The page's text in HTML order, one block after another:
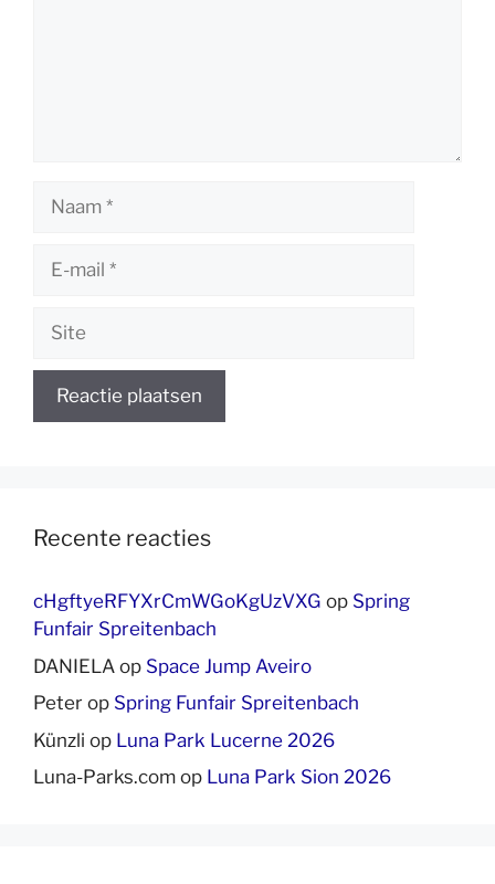
Naam
Site
Recente reacties
cHgftyeRFYXrCmWGoKgUzVXG op Spring
Funfair Spreitenbach
DANIELA op Space Jump Aveiro
Peter op Spring Funfair Spreitenbach
Künzli op Luna Park Lucerne 2026
Luna-Parks.com op Luna Park Sion 2026